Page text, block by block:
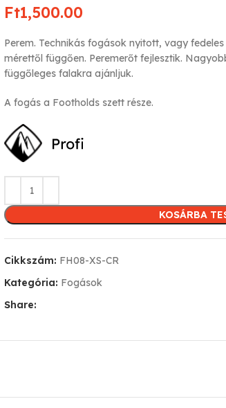
Ft1,500.00
Perem. Technikás fogások nyitott, vagy
mérettől függően. Peremerőt fejlesztik.
függőleges falakra ajánljuk.
A fogás a Footholds szett része.
KOSÁRBA
Cikkszám: FH08-XS-CR
Kategória: Fogások
Share: